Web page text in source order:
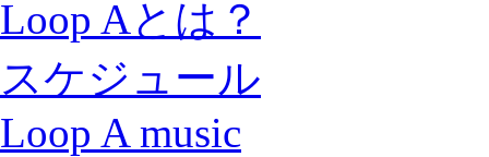
Loop Aとは？
スケジュール
Loop A music